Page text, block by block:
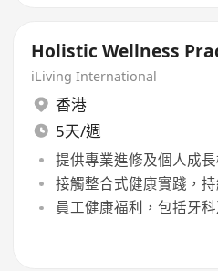
Holistic Wellness
iLiving International
香港
5天/週
提供專業進修及個人成
接觸整合式健康實踐，
員工健康福利，包括牙